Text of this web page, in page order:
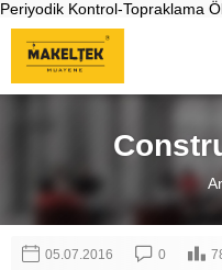
Periyodik Kontrol-Topraklama
05.07.2016 0